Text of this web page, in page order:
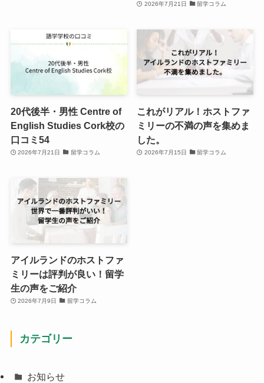
2026年7月21日 留学コラム
20代後半・男性 Centre of
English Studies Cork校の
口コミ54
2026年7月21日 留学コラム
これがリアル！ホストファ
ミリーの不満の声を集めま
した。
2026年7月15日 留学コラム
アイルランドのホストファ
ミリーは評判が良い！留学
生の声をご紹介
2026年7月9日 留学コラム
カテゴリー
お知らせ